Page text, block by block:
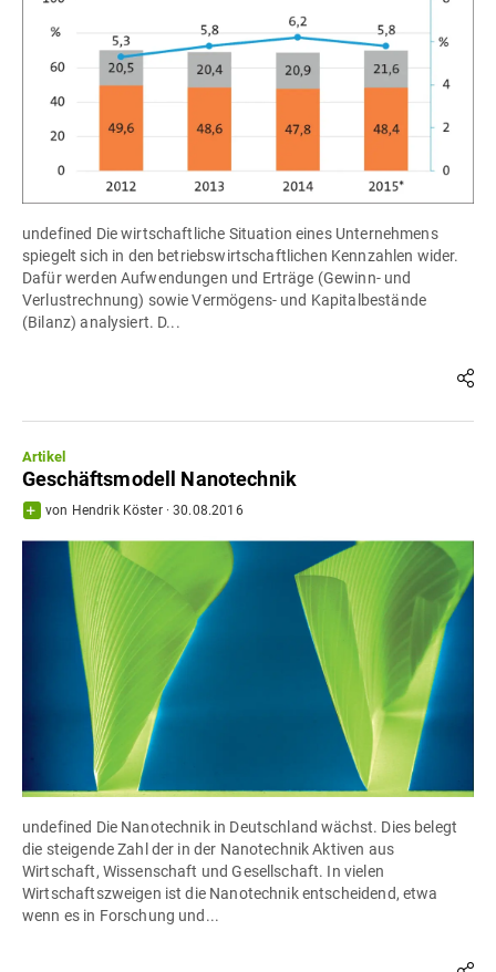
undefined Die wirtschaftliche Situation eines Unternehmens
spiegelt sich in den betriebswirtschaftlichen Kennzahlen wider.
Dafür werden Aufwendungen und Erträge (Gewinn- und
Verlustrechnung) sowie Vermögens- und Kapitalbestände
(Bilanz) analysiert. D...
Artikel
Geschäftsmodell Nanotechnik
von Hendrik Köster·30.08.2016
undefined Die Nanotechnik in Deutschland wächst. Dies belegt
die steigende Zahl der in der Nanotechnik Aktiven aus
Wirtschaft, Wissenschaft und Gesellschaft. In vielen
Wirtschaftszweigen ist die Nanotechnik entscheidend, etwa
wenn es in Forschung und...